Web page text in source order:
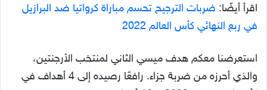
اقرأ أيضًا: ضربات الترجيح تحسم مباراة كرواتيا ضد البرازيل
في ربع النهائي كأس العالم 2022
استعرضنا معكم هدف ميسي الثاني لمنتخب الأرجنتين،
والذي أحرزه من ضربة جزاء. رافعًا رصيده إلى 4 أهداف في